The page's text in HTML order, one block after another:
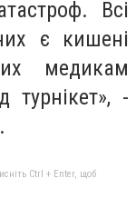
Всі
є кишені
медикам
турнікет», -
Ctrl + Enter, щоб